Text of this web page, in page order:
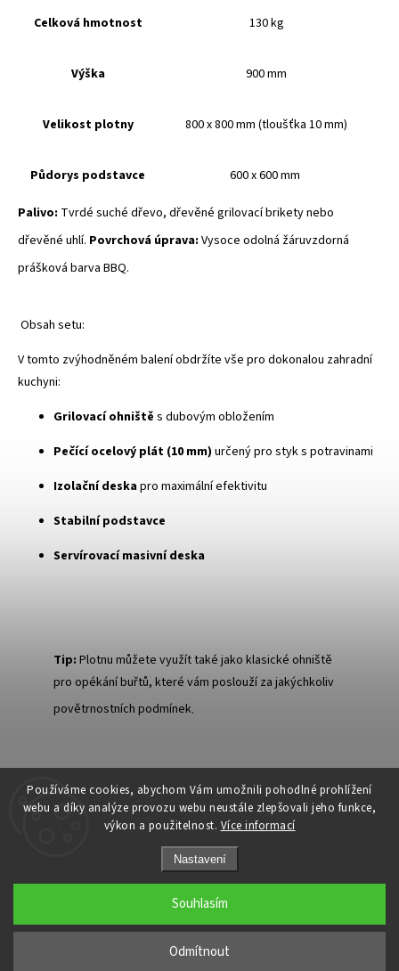
Používáme cookies, abychom Vám umožnili pohodlné prohlížení
webu a díky analýze provozu webu neustále zlepšovali jeho funkce,
výkon a použitelnost. Více informací
Nastavení
Odmítnout
Souhlasím
Celková hmotnost 130 kg
Výška 900 mm
Velikost plotny 800 x 800 mm (tloušťka 10 mm)
Půdorys podstavce 600 x 600 mm
Palivo: Tvrdé suché dřevo, dřevěné grilovací brikety nebo
dřevěné uhlí. Povrchová úprava: Vysoce odolná žáruvzdorná
prášková barva BBQ.
Obsah setu:
V tomto zvýhodněném balení obdržíte vše pro dokonalou zahradní
kuchyni:
Grilovací ohniště s dubovým obložením
Pečící ocelový plát (10 mm) určený pro styk s potravinami
Izolační deskapro maximální efektivitu
Stabilní podstavce
Servírovací masivní deska
Tip: Plotnu můžete využít také jako klasické ohniště
pro opékání buřtů, které vám poslouží za jakýchkoliv
povětrnostních podmínek.
Copyright 2026Ivanyk Home. Všechna práva vyhrazena.
Grafický návrh vytvořil a nakódoval